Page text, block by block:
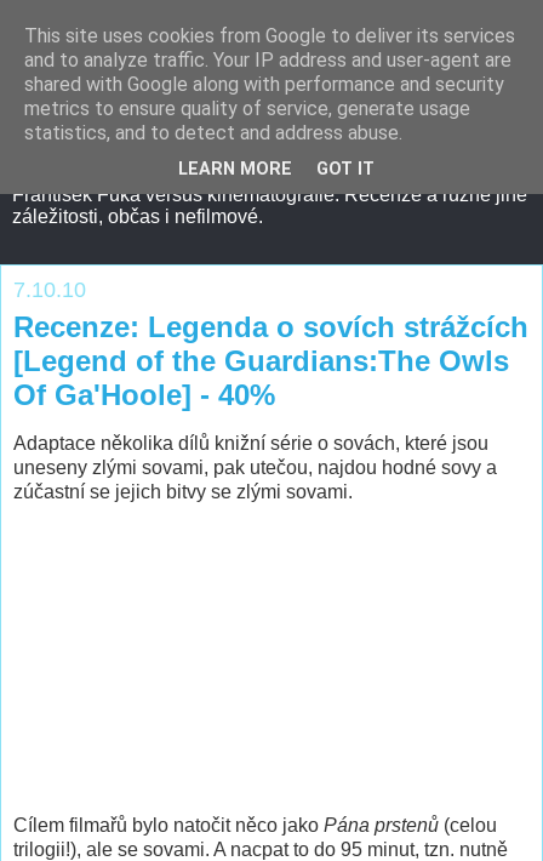
František Fuka versus kinematografie. Recenze a různé jiné
záležitosti, občas i nefilmové.
7.10.10
Recenze: Legenda o sovích strážcích
[Legend of the Guardians:The Owls
Of Ga'Hoole] - 40%
Adaptace několika dílů knižní série o sovách, které jsou
uneseny zlými sovami, pak utečou, najdou hodné sovy a
zúčastní se jejich bitvy se zlými sovami.
Cílem filmařů bylo natočit něco jako Pána prstenů (celou
trilogii!), ale se sovami. A nacpat to do 95 minut, tzn. nutně
This site uses cookies from Google to deliver its services
and to analyze traffic. Your IP address and user-agent are
shared with Google along with performance and security
metrics to ensure quality of service, generate usage
statistics, and to detect and address abuse.
LEARN MORE GOT IT